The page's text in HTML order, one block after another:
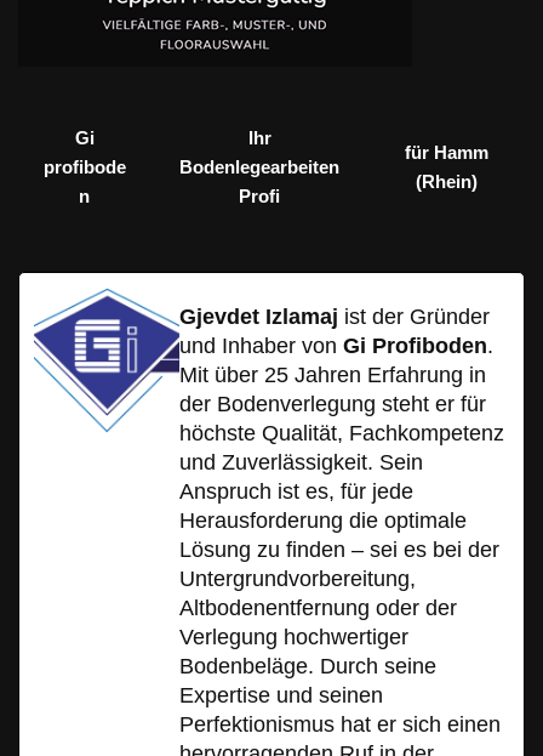
Gi
profibode
n
Ihr
Bodenlegearbeiten
Profi
für Hamm
(Rhein)
Gjevdet Izlamaj ist der Gründer
und Inhaber von Gi Profiboden.
Mit über 25 Jahren Erfahrung in
der Bodenverlegung steht er für
höchste Qualität, Fachkompetenz
und Zuverlässigkeit. Sein
Anspruch ist es, für jede
Herausforderung die optimale
Lösung zu finden – sei es bei der
Untergrundvorbereitung,
Altbodenentfernung oder der
Verlegung hochwertiger
Bodenbeläge. Durch seine
Expertise und seinen
Perfektionismus hat er sich einen